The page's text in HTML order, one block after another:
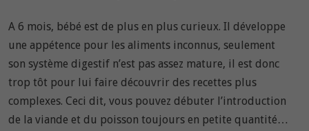
A 6 mois, bébé est de plus en plus curieux. Il développe
une appétence pour les aliments inconnus, seulement
son système digestif n’est pas assez mature, il est donc
trop tôt pour lui faire découvrir des recettes plus
complexes. Ceci dit, vous pouvez débuter l’introduction
de la viande et du poisson toujours en petite quantité…